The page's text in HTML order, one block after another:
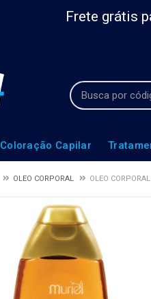
Frete grátis
Coloração Capilar
OLEO CORPORAL OLEO